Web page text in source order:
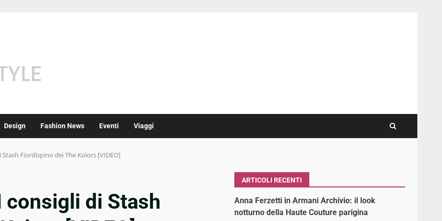
Design Fashion News Eventi Viaggi
Fiordispino dei The Kolors [VIDEO]
di Stash
ARTICOLI RECENTI
Anna Ferzetti in Armani Archivio: il look
notturno della Haute Couture parigina